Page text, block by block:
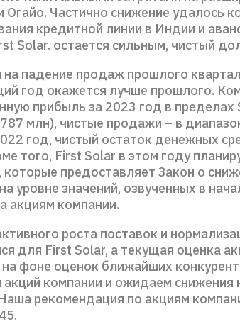
Огайо. Частично снижение удалось
кредитной линии в Индии и
Solar. остается сильным, чистый
падение продаж прошлого
год окажется лучше прошлого.
прибыль за 2023 год в пределах
млн), чистые продажи – в
год, чистый остаток денежных
того, First Solar в этом году
которые предоставляет Закон о
уровне значений, озвученных в
акциям компании.
роста поставок и
для First Solar, а текущая оценка
фоне оценок ближайших
акций компании и ожидаем
рекомендация по акциям